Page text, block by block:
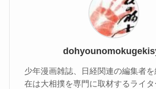
少年漫画雑誌、日経関連の編集者
在は大相撲を専門に取材するライ